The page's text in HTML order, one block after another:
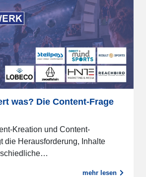
was? Die Content-Frage
Kreation und Content-
die Herausforderung, Inhalte
mehr lesen